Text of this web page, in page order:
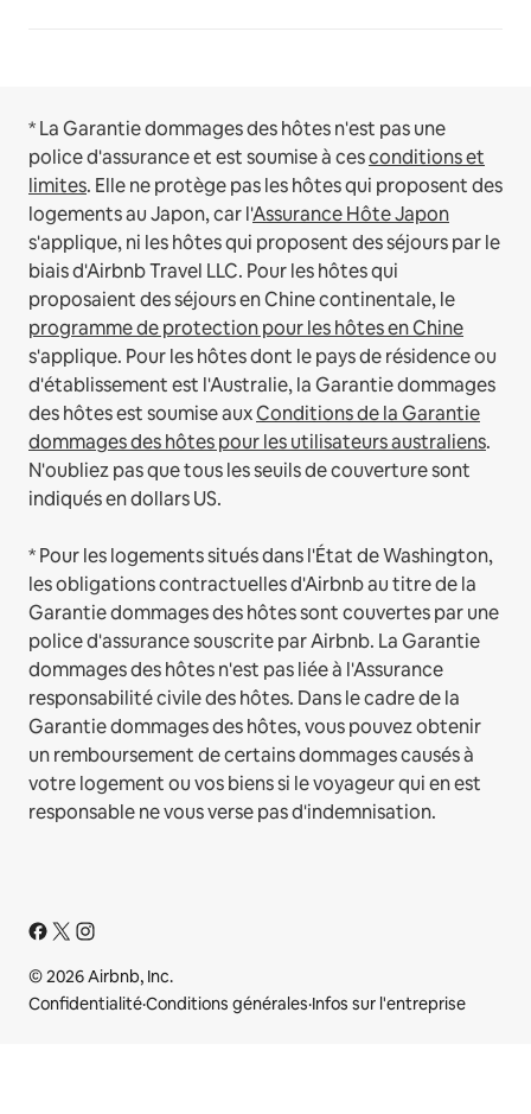
* La Garantie dommages des hôtes n'est pas une
police d'assurance et est soumise à cesconditions et
limites. Elle ne protège pas les hôtes qui proposent des
logements au Japon, car l'Assurance Hôte Japon
s'applique, ni les hôtes qui proposent des séjours par le
biais d'Airbnb Travel LLC. Pour les hôtes qui
proposaient des séjours en Chine continentale, le
programme de protection pour les hôtes en Chine
s'applique. Pour les hôtes dont le pays de résidence ou
d'établissement est l'Australie, la Garantie dommages
des hôtes est soumise auxConditions de la Garantie
dommages des hôtes pour les utilisateurs australiens.
N'oubliez pas que tous les seuils de couverture sont
indiqués en dollars US.
* Pour les logements situés dans l'État de Washington,
les obligations contractuelles d'Airbnb au titre de la
Garantie dommages des hôtes sont couvertes par une
police d'assurance souscrite par Airbnb. La Garantie
dommages des hôtes n'est pas liée à l'Assurance
responsabilité civile des hôtes. Dans le cadre de la
Garantie dommages des hôtes, vous pouvez obtenir
un remboursement de certains dommages causés à
votre logement ou vos biens si le voyageur qui en est
responsable ne vous verse pas d'indemnisation.
© 2026 Airbnb, Inc.
Confidentialité·Conditions générales·Infos sur l'entreprise